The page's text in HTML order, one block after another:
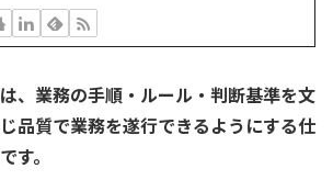
、業務の手順・ルール・判断基準を文
品質で業務を遂行できるようにする仕
す。